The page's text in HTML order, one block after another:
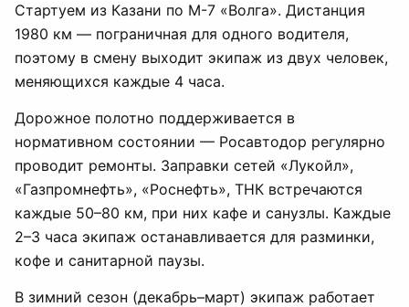
Стартуем из Казани по М-7 «Волга». Дистанция
1980 км — пограничная для одного водителя,
поэтому в смену выходит экипаж из двух человек,
меняющихся каждые 4 часа.
Дорожное полотно поддерживается в
нормативном состоянии — Росавтодор регулярно
проводит ремонты. Заправки сетей «Лукойл»,
«Газпромнефть», «Роснефть», ТНК встречаются
каждые 50–80 км, при них кафе и санузлы. Каждые
2–3 часа экипаж останавливается для разминки,
кофе и санитарной паузы.
В зимний сезон (декабрь–март) экипаж работает